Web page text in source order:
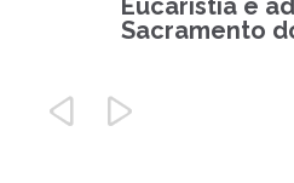
Eucaristia e
Sacramento
 